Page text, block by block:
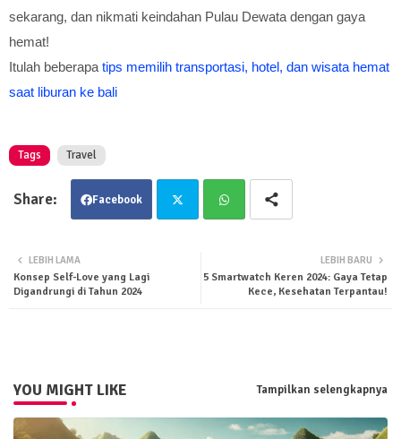
sekarang, dan nikmati keindahan Pulau Dewata dengan gaya
hemat!
Itulah beberapa tips memilih transportasi, hotel, dan wisata hemat
saat liburan ke bali
Tags Travel
Facebook
tsa
LEBIH BARU
5 Smartwatch Keren 2024: Gaya Tetap
Kece, Kesehatan Terpantau!
LEBIH LAMA
Konsep Self-Love yang Lagi
Digandrungi di Tahun 2024
YOU MIGHT LIKE Tampilkan selengkapnya